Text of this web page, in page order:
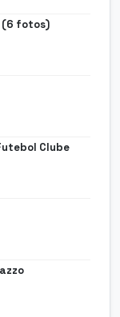
(6 fotos)
Clube